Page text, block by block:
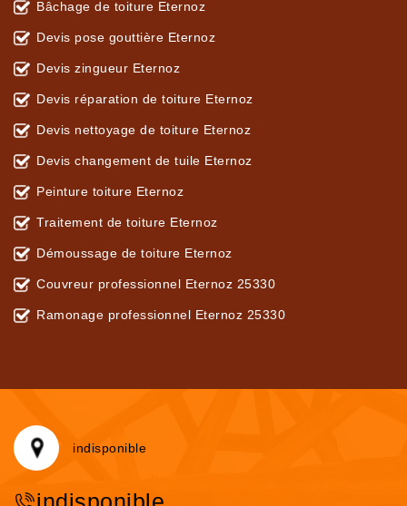
Bâchage de toiture Eternoz
Devis pose gouttière Eternoz
Devis zingueur Eternoz
Devis réparation de toiture Eternoz
Devis nettoyage de toiture Eternoz
Devis changement de tuile Eternoz
Peinture toiture Eternoz
Traitement de toiture Eternoz
Démoussage de toiture Eternoz
Couvreur professionnel Eternoz 25330
Ramonage professionnel Eternoz 25330
indisponible